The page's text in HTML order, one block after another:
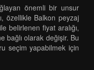
önemli bir unsur
özellikle Balkon peyzaj
belirlenen fiyat aralığı,
bağlı olarak değişir. Bu
seçim yapabilmek için